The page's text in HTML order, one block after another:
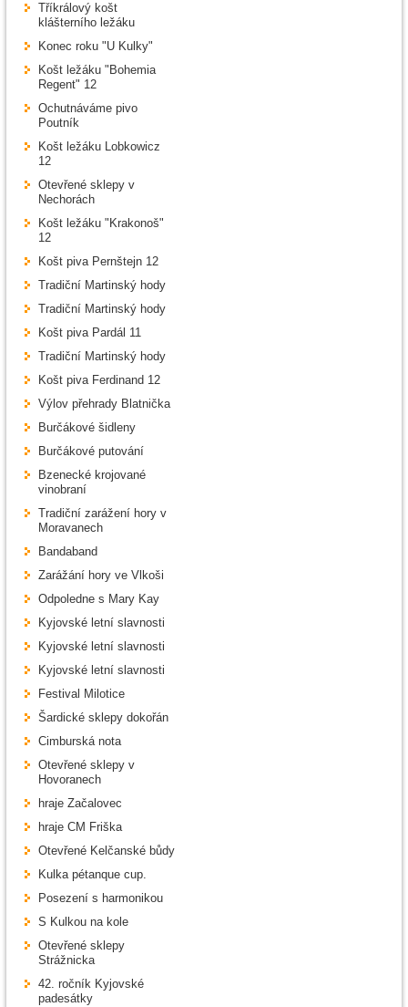
Tříkrálový košt
klášterního ležáku
Konec roku "U Kulky"
Košt ležáku "Bohemia
Regent" 12
Ochutnáváme pivo
Poutník
Košt ležáku Lobkowicz
12
Otevřené sklepy v
Nechorách
Košt ležáku "Krakonoš"
12
Košt piva Pernštejn 12
Tradiční Martinský hody
Tradiční Martinský hody
Košt piva Pardál 11
Tradiční Martinský hody
Košt piva Ferdinand 12
Výlov přehrady Blatnička
Burčákové šidleny
Burčákové putování
Bzenecké krojované
vinobraní
Tradiční zarážení hory v
Moravanech
Bandaband
Zarážání hory ve Vlkoši
Odpoledne s Mary Kay
Kyjovské letní slavnosti
Kyjovské letní slavnosti
Kyjovské letní slavnosti
Festival Milotice
Šardické sklepy dokořán
Cimburská nota
Otevřené sklepy v
Hovoranech
hraje Začalovec
hraje CM Friška
Otevřené Kelčanské bůdy
Kulka pétanque cup.
Posezení s harmonikou
S Kulkou na kole
Otevřené sklepy
Strážnicka
42. ročník Kyjovské
padesátky